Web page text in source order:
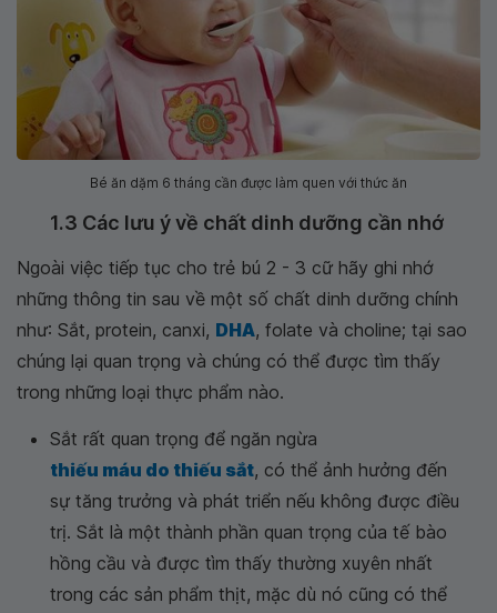
Bé ăn dặm 6 tháng cần được làm quen với thức ăn
1.3 Các lưu ý về chất dinh dưỡng cần nhớ
Ngoài việc tiếp tục cho trẻ bú 2 - 3 cữ hãy ghi nhớ
những thông tin sau về một số chất dinh dưỡng chính
như: Sắt, protein, canxi, DHA, folate và choline; tại sao
chúng lại quan trọng và chúng có thể được tìm thấy
trong những loại thực phẩm nào.
Sắt rất quan trọng để ngăn ngừa
thiếu máu do thiếu sắt, có thể ảnh hưởng đến
sự tăng trưởng và phát triển nếu không được điều
trị. Sắt là một thành phần quan trọng của tế bào
hồng cầu và được tìm thấy thường xuyên nhất
trong các sản phẩm thịt, mặc dù nó cũng có thể